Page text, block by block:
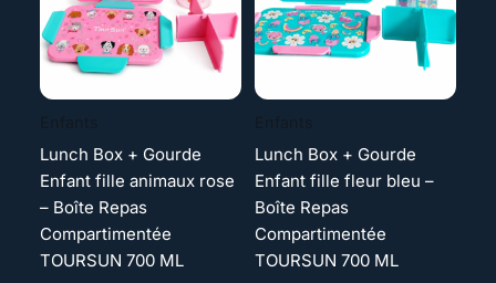
Lunch Box + Gourde
Enfant fille animaux rose
– Boîte Repas
Compartimentée
TOURSUN 700 ML
Lunch Box + Gourde
Enfant fille fleur bleu –
Boîte Repas
Compartimentée
TOURSUN 700 ML